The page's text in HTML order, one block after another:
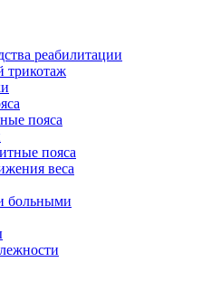
реабилитации
трикотаж
пояса
пояса
веса
больными